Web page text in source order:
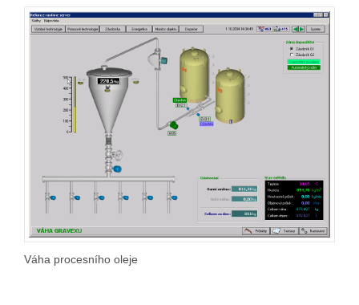
Váha procesního oleje